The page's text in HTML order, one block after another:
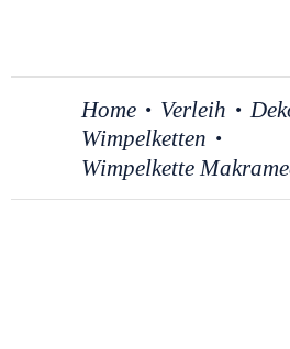
Home • Verleih •
Wimpelketten •
Wimpelkette